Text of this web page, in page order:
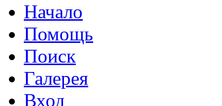
Начало
Помощь
Поиск
Галерея
Вход